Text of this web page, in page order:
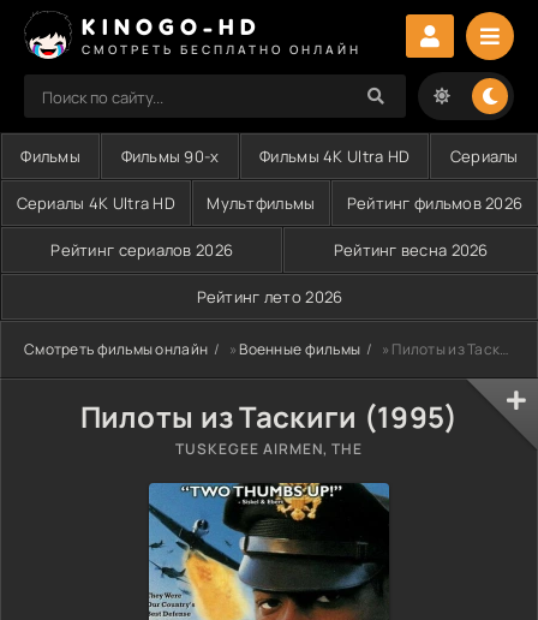
KINOGO-HD
СМОТРЕТЬ БЕСПЛАТНО ОНЛАЙН
Фильмы Фильмы 90-х Фильмы 4K Ultra HD Сериалы
Сериалы 4K Ultra HD Мультфильмы Рейтинг фильмов 2026
Рейтинг сериалов 2026 Рейтинг весна 2026
Рейтинг лето 2026
Смотреть фильмы онлайн »Военные фильмы » Пилоты из Таскиги (1995)
Пилоты из Таскиги (1995)
TUSKEGEE AIRMEN, THE